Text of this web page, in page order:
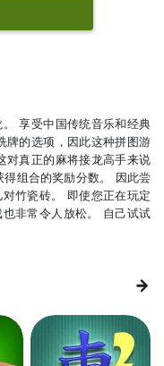
享受中国传统音乐和经典
牌的选项，因此这种拼图游
对真正的麻将接龙高手来说
组合的奖励分数。 因此尝
竹瓷砖。 即使您正在玩定
非常令人放松。 自己试试